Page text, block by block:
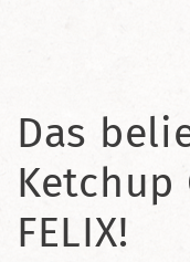
Das
Ketchup
FELIX!